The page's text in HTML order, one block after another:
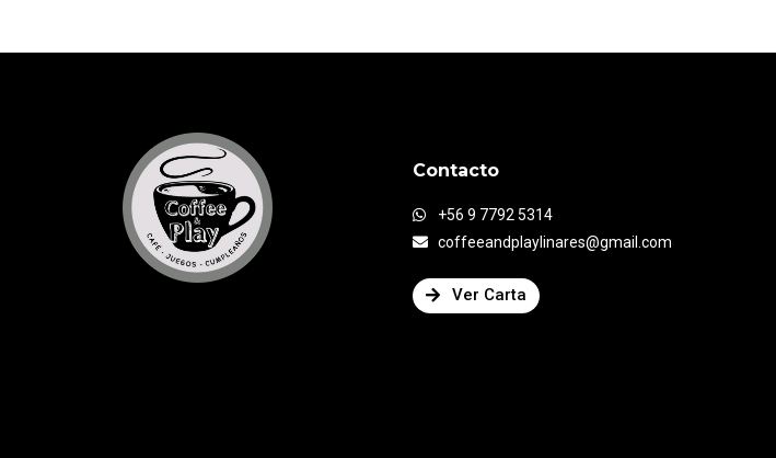
Contacto
+56 9 7792 5314
coffeeandplaylinares@gmail.com
Ver Carta